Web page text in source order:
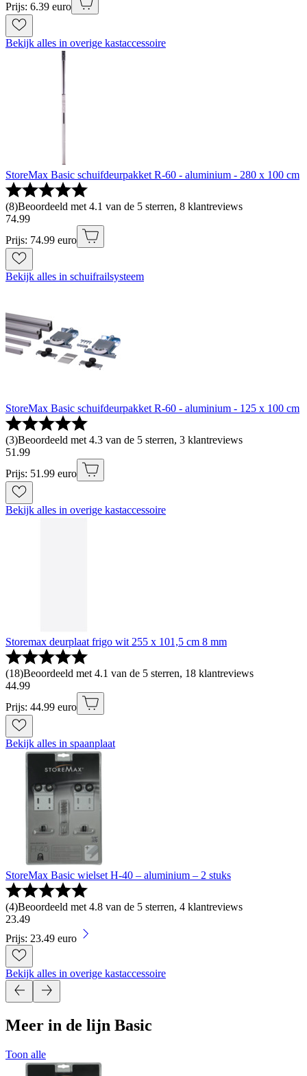
Prijs: 6.39 euro
Bekijk alles in overige kastaccessoire
StoreMax Basic schuifdeurpakket R-60 - aluminium - 280 x 100 cm
(8)Beoordeeld met 4.1 van de 5 sterren, 8 klantreviews
74.99
Prijs: 74.99 euro
Bekijk alles in schuifrailsysteem
StoreMax Basic schuifdeurpakket R-60 - aluminium - 125 x 100 cm
(3)Beoordeeld met 4.3 van de 5 sterren, 3 klantreviews
51 .99
Prijs: 51.99 euro
Bekijk alles in overige kastaccessoire
Storemax deurplaat frigo wit 255 x 101,5 cm 8 mm
(18)Beoordeeld met 4.1 van de 5 sterren, 18 klantreviews
44.99
Prijs: 44.99 euro
Bekijk alles in spaanplaat
StoreMax Basic wielset H-40 – aluminium – 2 stuks
(4)Beoordeeld met 4.8 van de 5 sterren, 4 klantreviews
23.49
Prijs: 23.49 euro
Bekijk alles in overige kastaccessoire
Meer in de lijn Basic
Toon alle